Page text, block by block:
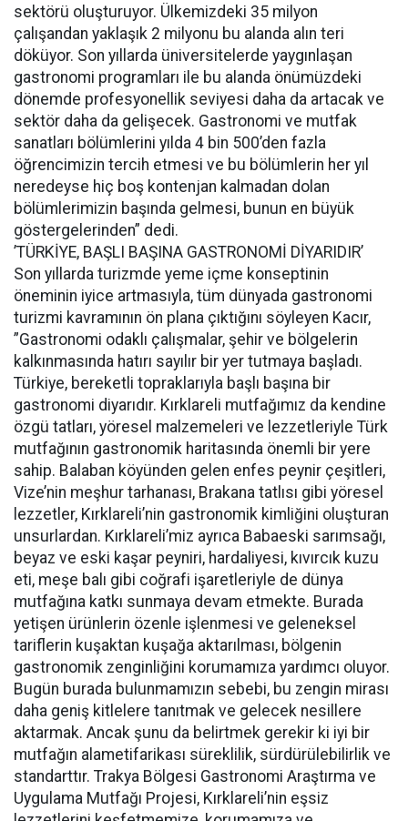
sektörü oluşturuyor. Ülkemizdeki 35 milyon
çalışandan yaklaşık 2 milyonu bu alanda alın teri
döküyor. Son yıllarda üniversitelerde yaygınlaşan
gastronomi programları ile bu alanda önümüzdeki
dönemde profesyonellik seviyesi daha da artacak ve
sektör daha da gelişecek. Gastronomi ve mutfak
sanatları bölümlerini yılda 4 bin 500’den fazla
öğrencimizin tercih etmesi ve bu bölümlerin her yıl
neredeyse hiç boş kontenjan kalmadan dolan
bölümlerimizin başında gelmesi, bunun en büyük
göstergelerinden” dedi.
’TÜRKİYE, BAŞLI BAŞINA GASTRONOMİ DİYARIDIR’
Son yıllarda turizmde yeme içme konseptinin
öneminin iyice artmasıyla, tüm dünyada gastronomi
turizmi kavramının ön plana çıktığını söyleyen Kacır,
”Gastronomi odaklı çalışmalar, şehir ve bölgelerin
kalkınmasında hatırı sayılır bir yer tutmaya başladı.
Türkiye, bereketli topraklarıyla başlı başına bir
gastronomi diyarıdır. Kırklareli mutfağımız da kendine
özgü tatları, yöresel malzemeleri ve lezzetleriyle Türk
mutfağının gastronomik haritasında önemli bir yere
sahip. Balaban köyünden gelen enfes peynir çeşitleri,
Vize’nin meşhur tarhanası, Brakana tatlısı gibi yöresel
lezzetler, Kırklareli’nin gastronomik kimliğini oluşturan
unsurlardan. Kırklareli’miz ayrıca Babaeski sarımsağı,
beyaz ve eski kaşar peyniri, hardaliyesi, kıvırcık kuzu
eti, meşe balı gibi coğrafi işaretleriyle de dünya
mutfağına katkı sunmaya devam etmekte. Burada
yetişen ürünlerin özenle işlenmesi ve geleneksel
tariflerin kuşaktan kuşağa aktarılması, bölgenin
gastronomik zenginliğini korumamıza yardımcı oluyor.
Bugün burada bulunmamızın sebebi, bu zengin mirası
daha geniş kitlelere tanıtmak ve gelecek nesillere
aktarmak. Ancak şunu da belirtmek gerekir ki iyi bir
mutfağın alametifarikası süreklilik, sürdürülebilirlik ve
standarttır. Trakya Bölgesi Gastronomi Araştırma ve
Uygulama Mutfağı Projesi, Kırklareli’nin eşsiz